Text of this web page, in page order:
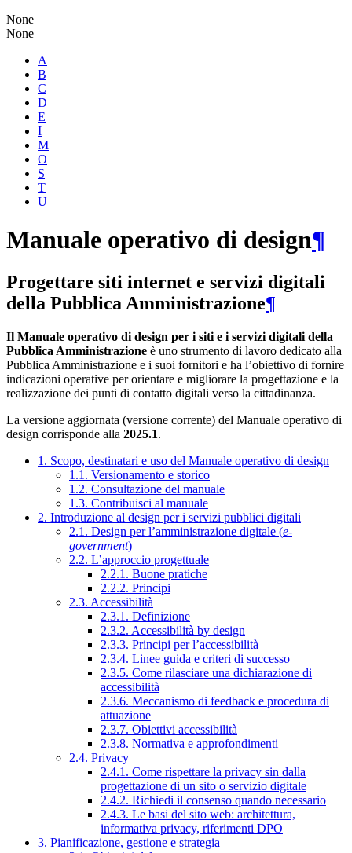
None
None
A
B
C
D
E
I
M
O
S
T
U
Manuale operativo di design¶
Progettare siti internet e servizi digitali
della Pubblica Amministrazione¶
Il Manuale operativo di design per i siti e i servizi digitali della
Pubblica Amministrazione è uno strumento di lavoro dedicato alla
Pubblica Amministrazione e i suoi fornitori e ha l’obiettivo di fornire
indicazioni operative per orientare e migliorare la progettazione e la
realizzazione dei punti di contatto digitali verso la cittadinanza.
La versione aggiornata (versione corrente) del Manuale operativo di
design corrisponde alla 2025.1.
1. Scopo, destinatari e uso del Manuale operativo di design
1.1. Versionamento e storico
1.2. Consultazione del manuale
1.3. Contribuisci al manuale
2. Introduzione al design per i servizi pubblici digitali
2.1. Design per l’amministrazione digitale (e-
government)
2.2. L’approccio progettuale
2.2.1. Buone pratiche
2.2.2. Principi
2.3. Accessibilità
2.3.1. Definizione
2.3.2. Accessibilità by design
2.3.3. Principi per l’accessibilità
2.3.4. Linee guida e criteri di successo
2.3.5. Come rilasciare una dichiarazione di
accessibilità
2.3.6. Meccanismo di feedback e procedura di
attuazione
2.3.7. Obiettivi accessibilità
2.3.8. Normativa e approfondimenti
2.4. Privacy
2.4.1. Come rispettare la privacy sin dalla
progettazione di un sito o servizio digitale
2.4.2. Richiedi il consenso quando necessario
2.4.3. Le basi del sito web: architettura,
informativa privacy, riferimenti DPO
3. Pianificazione, gestione e strategia